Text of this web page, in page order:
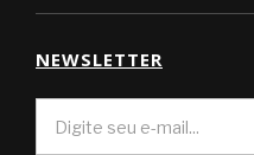
NEWSLETTER